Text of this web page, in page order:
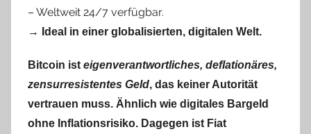
– Weltweit 24/7 verfügbar.
→
Ideal in einer globalisierten, digitalen Welt.
Bitcoin ist eigenverantwortliches, deflationäres,
zensurresistentes Geld, das keiner Autorität
vertrauen muss. Ähnlich wie digitales Bargeld
ohne Inflationsrisiko. Dagegen ist Fiat